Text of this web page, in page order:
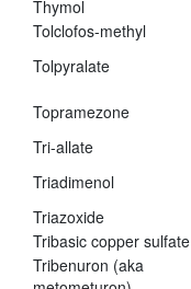
Thymol
Tolclofos-methyl
Tolpyralate
Topramezone
Tri-allate
Triadimenol
Triazoxide
Tribasic copper sulfate
Tribenuron (aka